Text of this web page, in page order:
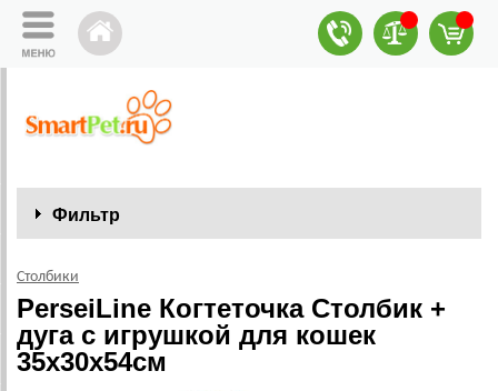
Фильтр
Столбики
PerseiLine Когтеточка Столбик +
дуга с игрушкой для кошек
35х30х54см